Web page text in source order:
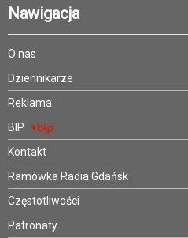
Nawigacja
O nas
Dziennikarze
Reklama
BIP
Kontakt
Ramówka Radia Gdańsk
Częstotliwości
Patronaty